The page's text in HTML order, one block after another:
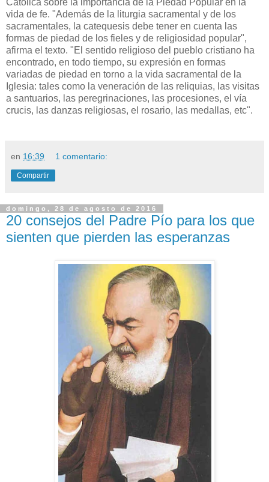
Católica sobre la importancia de la Piedad Popular en la
vida de fe. "Además de la liturgia sacramental y de los
sacramentales, la catequesis debe tener en cuenta las
formas de piedad de los fieles y de religiosidad popular",
afirma el texto. "El sentido religioso del pueblo cristiano ha
encontrado, en todo tiempo, su expresión en formas
variadas de piedad en torno a la vida sacramental de la
Iglesia: tales como la veneración de las reliquias, las visitas
a santuarios, las peregrinaciones, las procesiones, el vía
crucis, las danzas religiosas, el rosario, las medallas, etc".
en 16:39 1 comentario:
Compartir
domingo, 28 de agosto de 2016
20 consejos del Padre Pío para los que
sienten que pierden las esperanzas